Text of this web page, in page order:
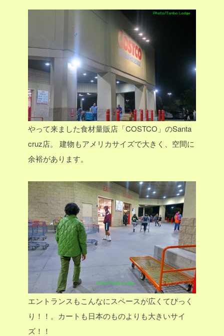
やって来ました食材量販店「COSTCO」のSanta
cruz店。
建物もアメリカサイズで大きく、空間に
余裕があります。
エントランスもこんなにスペースが広くてびっく
り！！。カートも日本のものよりも大きいサイ
ズ！！